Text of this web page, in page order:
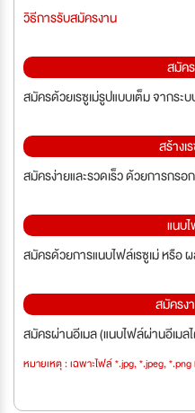
วิธีการรับสมัครงาน
สมัค
สมัครด้วยเรซูเม่รูปแบบเต็ม จากระ
สร้างเ
สมัครง่ายและรวดเร็ว ด้วยการกร
แนบ
สมัครด้วยการแนบไฟล์เรซูเม่ หรือ
สมัครง
สมัครผ่านอีเมล (แนบไฟล์ผ่านอีเมล
หมายเหตุ : เฉพาะไฟล์ *.jpg, *.jpeg,